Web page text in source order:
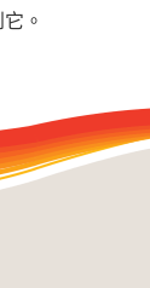
。